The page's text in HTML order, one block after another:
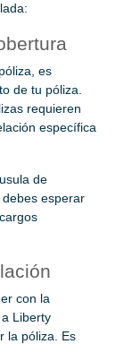
es
de tu póliza.
requieren
específica
de
esperar
con la
Liberty
la póliza. Es